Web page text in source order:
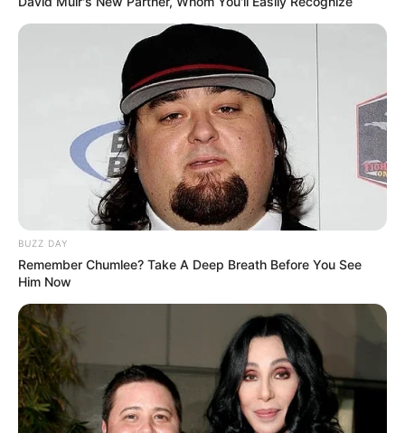
Hombre acusado de abusador sexual
de menores capturado
Tomado de
RCN
ALERTA BOGOTÁ EN GOOGLE NEWS
TEMAS RELACIONADOS
BUZZ DAY
Remember Chumlee? Take A Deep Breath Before You See
Him Now